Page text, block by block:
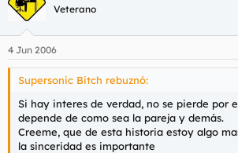
Veterano
4 Jun 2006
Supersonic Bitch rebuznó:
Si hay interes de verdad, no se pierde por
depende de como sea la pareja y demás.
Creeme, que de esta historia estoy algo
la sinceridad es importante